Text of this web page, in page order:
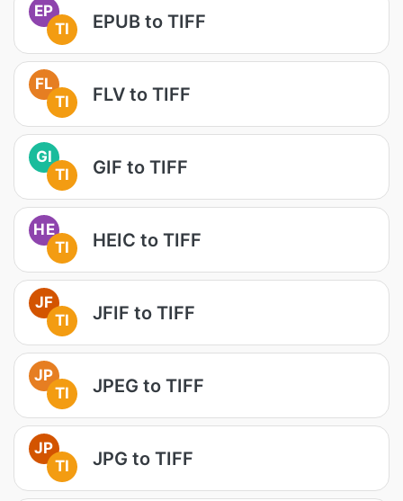
EP
TI
EPUB to TIFF
FL
TI
FLV to TIFF
GI
TI
GIF to TIFF
HE
TI
HEIC to TIFF
JF
TI
JFIF to TIFF
JP
TI
JPEG to TIFF
JP
TI
JPG to TIFF